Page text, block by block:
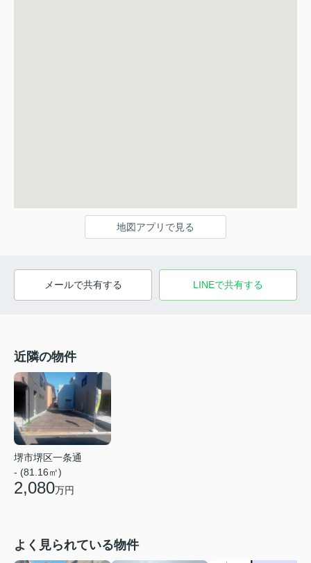
地図アプリで見る
メールで共有する LINEで共有する
近隣の物件
堺市堺区一条通
- (81.16㎡)
2,080万円
よく見られている物件